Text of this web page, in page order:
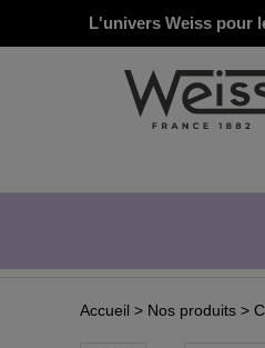
L'univers Weiss pour
Accueil > Nos produits >